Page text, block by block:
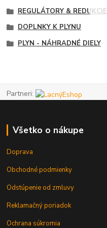
REGULÁTORY & REDUKCIE
DOPLNKY K PLYNU
PLYN - NÁHRADNÉ DIELY
Partneri:
Všetko o nákupe
Doprava
Obchodné podmienky
Odstúpenie od zmluvy
Reklamačný poriadok
Ochrana súkromia